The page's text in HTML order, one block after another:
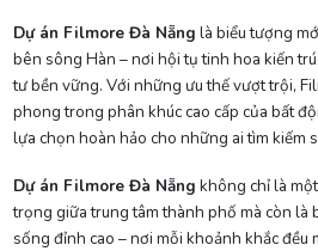
Dự án Filmore Đà Nẵng là biểu tượng
bên sông Hàn – nơi hội tụ tinh hoa kiến
tư bền vững. Với những ưu thế vượt trội,
phong trong phân khúc cao cấp của bất
lựa chọn hoàn hảo cho những ai tìm kiếm
Dự án Filmore Đà Nẵng không chỉ là
trọng giữa trung tâm thành phố mà còn là
sống đỉnh cao – nơi mỗi khoảnh khắc đều